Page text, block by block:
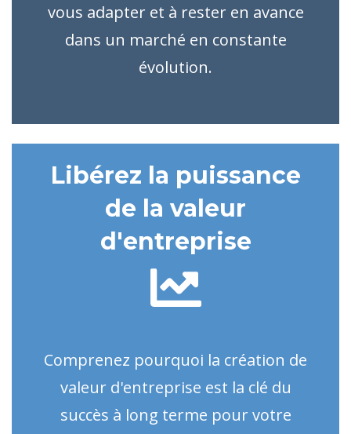
vous adapter et à rester en avance
dans un marché en constante
évolution.
Libérez la puissance
de la valeur
d'entreprise
Comprenez pourquoi la création de
valeur d'entreprise est la clé du
succès à long terme pour votre